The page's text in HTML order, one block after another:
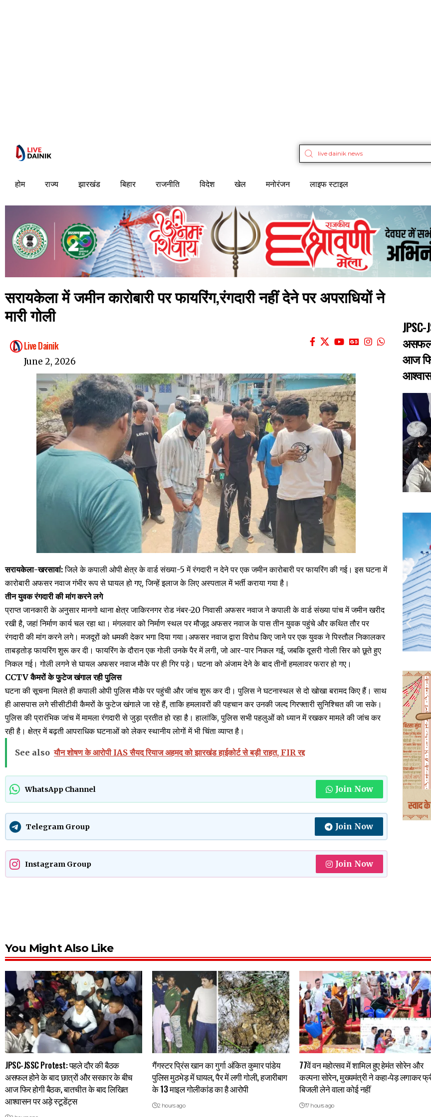
होम राज्य झारखंड बिहार राजनीति विदेश खेल मनोरंजन लाइफ स्टाइल
सरायकेला में जमीन कारोबारी पर फायरिंग,रंगदारी नहीं देने पर अपराधियों ने
मारी गोली
Live Dainik
June 2, 2026
सरायकेला-खरसावां:जिले के कपाली ओपी क्षेत्र के वार्ड संख्या-5 में रंगदारी न देने पर एक जमीन कारोबारी पर फायरिंग की गई। इस घटना में
कारोबारी अफसर नवाज गंभीर रूप से घायल हो गए, जिन्हें इलाज के लिए अस्पताल में भर्ती कराया गया है।
तीन युवक रंगदारी की मांग करने लगे
प्राप्त जानकारी के अनुसार मानगो थाना क्षेत्र जाकिरनगर रोड नंबर-20 निवासी अफसर नवाज ने कपाली के वार्ड संख्या पांच में जमीन खरीद
रखी है, जहां निर्माण कार्य चल रहा था। मंगलवार को निर्माण स्थल पर मौजूद अफसर नवाज के पास तीन युवक पहुंचे और कथित तौर पर
रंगदारी की मांग करने लगे। मजदूरों को धमकी देकर भगा दिया गया।अफसर नवाज द्वारा विरोध किए जाने पर एक युवक ने पिस्तौल निकालकर
ताबड़तोड़ फायरिंग शुरू कर दी। फायरिंग के दौरान एक गोली उनके पैर में लगी, जो आर-पार निकल गई, जबकि दूसरी गोली सिर को छूते हुए
निकल गई। गोली लगने से घायल अफसर नवाज मौके पर ही गिर पड़े। घटना को अंजाम देने के बाद तीनों हमलावर फरार हो गए।
CCTV कैमरों के फुटेज खंगाल रही पुलिस
घटना की सूचना मिलते ही कपाली ओपी पुलिस मौके पर पहुंची और जांच शुरू कर दी। पुलिस ने घटनास्थल से दो खोखा बरामद किए हैं। साथ
ही आसपास लगे सीसीटीवी कैमरों के फुटेज खंगाले जा रहे हैं, ताकि हमलावरों की पहचान कर उनकी जल्द गिरफ्तारी सुनिश्चित की जा सके।
पुलिस की प्रारंभिक जांच में मामला रंगदारी से जुड़ा प्रतीत हो रहा है। हालांकि, पुलिस सभी पहलुओं को ध्यान में रखकर मामले की जांच कर
रही है। क्षेत्र में बढ़ती आपराधिक घटनाओं को लेकर स्थानीय लोगों में भी चिंता व्याप्त है।
See also यौन शोषण के आरोपी IAS सैयद रियाज अहमद को झारखंड हाईकोर्ट से बड़ी राहत, FIR रद्द
WhatsApp Channel Join Now
Telegram Group Join Now
Instagram Group Join Now
असफल
आज
You Might Also Like
JPSC-JSSC Protest: पहले दौर की बैठक
असफल होने के बाद छात्रों और सरकार के बीच
आज फिर होगी बैठक, बातचीत के बाद लिखित
आश्वासन पर अड़े स्टूडेंट्स
गैंगस्टर प्रिंस खान का गुर्गा अंकित कुमार पांडेय
पुलिस मुठभेड़ में घायल, पैर में लगी गोली, हजारीबाग
के 13 माइल गोलीकांड का है आरोपी
2 hours ago
77वें वन महोत्सव में शामिल हुए हेमंत सोरेन और
कल्पना सोरेन, मुख्यमंत्री ने कहा-पेड़ लगाकर
बिजली लेने वाला कोई नहीं
17 hours ago